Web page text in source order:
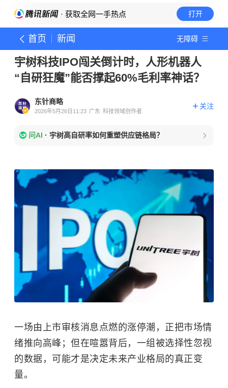
· 获取全网一手热点 打开
首页 新闻 无障碍
宇树科技IPO闯关倒计时，人形机器人
“自研狂魔”能否撑起60%毛利率神话？
东针商略
2026年5月26日11:23 广东 科技领域创作者
关注
问AI · 宇树高自研率如何重塑供应链格局？
一场由上市审核消息点燃的涨停潮，正把市场情
绪推向高峰；但在喧嚣背后，一组被选择性忽视
的数据，可能才是决定未来产业格局的真正变
量。